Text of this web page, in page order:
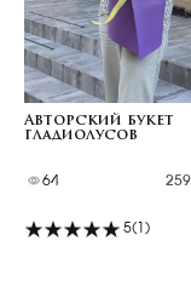
Авторский букет
гладиолусов
64
5(1)